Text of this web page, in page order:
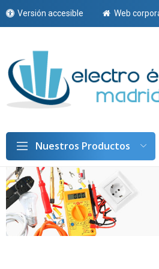
Versión accesible Web
Nuestros Productos